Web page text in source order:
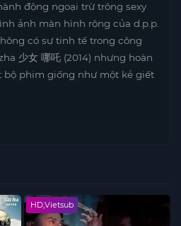
động ngoại trừ trông sexy
ảnh màn hình rộng của d.p.p.
có sự tinh tế trong công
少女 哪吒 (2014) nhưng hoàn
bộ phim giống như một kẻ giết
HD,Vietsub